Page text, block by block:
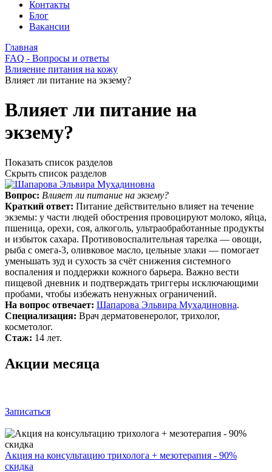
Контакты
Блог
Вакансии
Главная
FAQ - Вопросы и ответы
Влияение питания на кожу
Влияет ли питание на экзему?
Влияет ли питание на
экзему?
Показать список разделов
Скрыть список разделов
Вопрос: Влияет ли питание на экзему?
Краткий ответ: Питание действительно влияет на течение
экземы: у части людей обострения провоцируют молоко, яйца,
пшеница, орехи, соя, алкоголь, ультраобработанные продукты
и избыток сахара. Противовоспалительная тарелка — овощи,
рыба с омега‑3, оливковое масло, цельные злаки — помогает
уменьшать зуд и сухость за счёт снижения системного
воспаления и поддержки кожного барьера. Важно вести
пищевой дневник и подтверждать триггеры исключающими
пробами, чтобы избежать ненужных ограничений.
На вопрос отвечает: Шапарова Эльвира Мухадиновна.
Специализация: Врач дерматовенеролог, трихолог,
косметолог.
Стаж: 14 лет.
Акции месяца
Записаться
Акция на консультацию трихолога + мезотерапия - 90%
скидка